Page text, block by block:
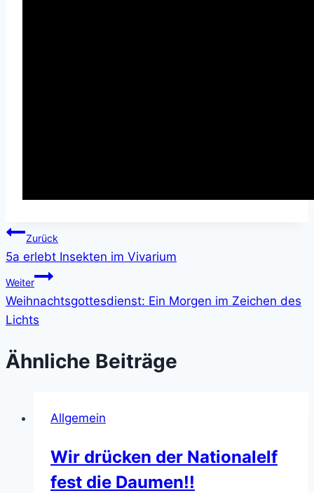
Beitragsnavigation
Zurück
5a erlebt Insekten im Vivarium
Weiter
Weihnachtsgottesdienst: Ein Morgen im Zeichen des
Lichts
Ähnliche Beiträge
Allgemein
Wir drücken der Nationalelf
fest die Daumen!!